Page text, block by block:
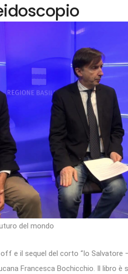
del mondo
off e il sequel del corto “Io
Francesca Bochicchio. Il libro è